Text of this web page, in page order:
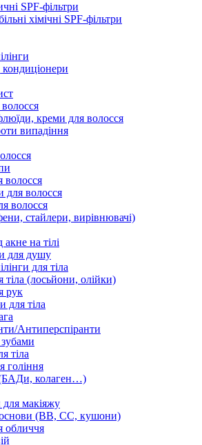
SPF-фільтри
хімічні SPF-фільтри
креми для волосся
випадіння
волосся
для волосся
волосся
стайлери, вирівнювачі)
акне на тілі
для душу
для тіла
тіла (лосьйони, олійки)
рук
для тіла
Антиперспіранти
тіла
гоління
(БАДи, колаген…)
макіяжу
(BB, CC, кушони)
обличчя